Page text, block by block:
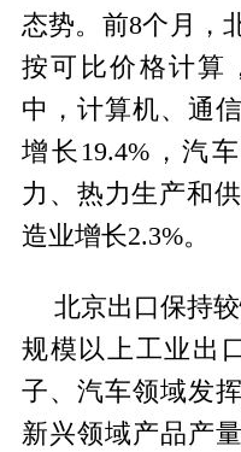
态势。前8个月，
按可比价格计算
中，计算机、通
增长19.4%，汽
力、热力生产和
造业增长2.3%。
北京出口保持
规模以上工业出
子、汽车领域发
新兴领域产品产